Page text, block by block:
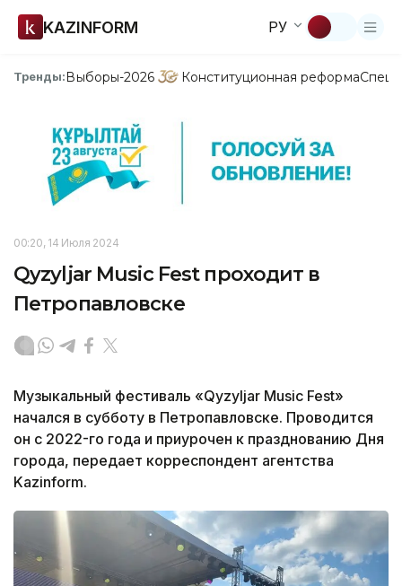
KAZINFORM РУ
Тренды:Выборы-2026 Конституционная реформа
00:20, 14 Июля 2024
Qyzyljar Music Fest проходит в
Петропавловске
Музыкальный фестиваль «Qyzyljar Music Fest»
начался в субботу в Петропавловске. Проводится
он с 2022-го года и приурочен к празднованию Дня
города, передает корреспондент агентства
Kazinform.